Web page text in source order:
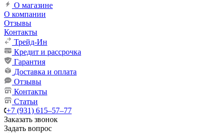
О магазине
О компании
Отзывы
Контакты
Трейд-Ин
Кредит и рассрочка
Гарантия
Доставка и оплата
Отзывы
Контакты
Статьи
+7 (931) 615‒57‒77
Заказать звонок
Задать вопрос